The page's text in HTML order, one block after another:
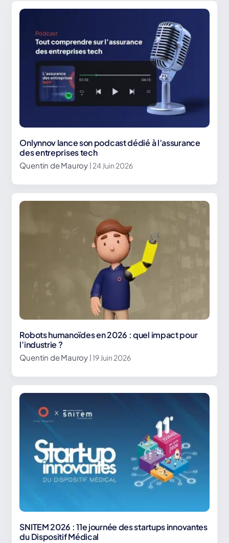
Onlynnov lance son podcast dédié à l’assurance
des entreprises tech
Quentin de Mauroy | 24 Juin 2026
Robots humanoïdes en 2026 : quel impact pour
l’industrie ?
Quentin de Mauroy | 19 Juin 2026
SNITEM 2026 : 11e journée des startups innovantes
du Dispositif Médical